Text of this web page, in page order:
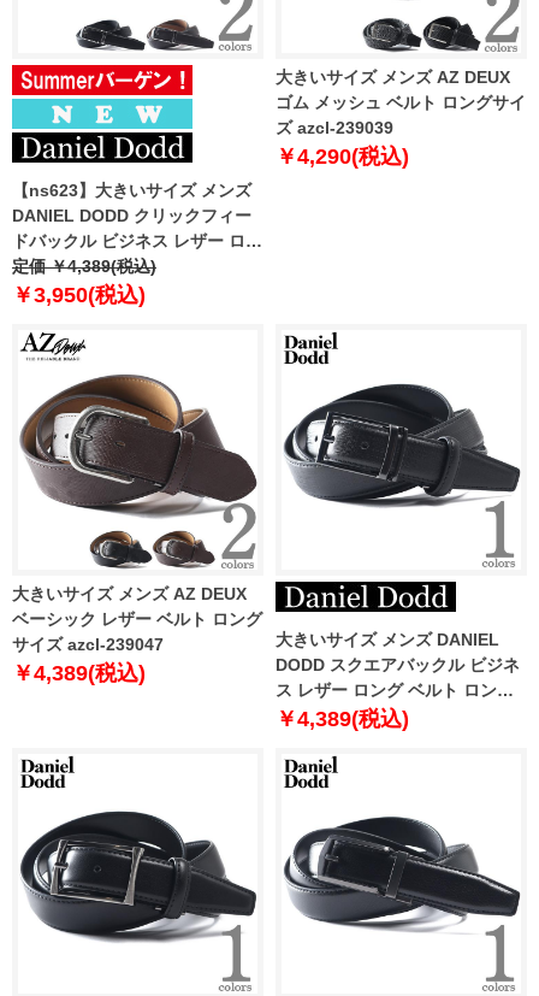
【ns623】大きいサイズ メンズ
DANIEL DODD クリックフィー
ドバックル ビジネス レザー ロン
グ ベルト ロングサイズ 春夏新作
azbl-269006
定価 ￥4,389(税込)
￥3,950(税込)
大きいサイズ メンズ AZ DEUX
ゴム メッシュ ベルト ロングサイ
ズ azcl-239039
￥4,290(税込)
大きいサイズ メンズ AZ DEUX
ベーシック レザー ベルト ロング
サイズ azcl-239047
￥4,389(税込)
大きいサイズ メンズ DANIEL
DODD スクエアバックル ビジネ
ス レザー ロング ベルト ロング
サイズ azbl-259002
￥4,389(税込)